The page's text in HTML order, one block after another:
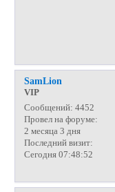
SamLion
VIP
Сообщений: 4452
Провел на форуме:
2 месяца 3 дня
Последний визит:
Сегодня 07:48:52